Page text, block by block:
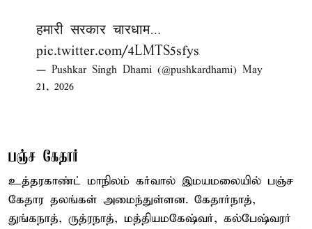
हमारी सरकार चारधाम…
pic.twitter.com/4LMTS5sfys
— Pushkar Singh Dhami (@pushkardhami) May
21, 2026
பஞ்ச கேதார்
உத்தரகாண்ட் மாநிலம் கர்வால் இமயமலையில் பஞ்ச
கேதார தலங்கள் அமைந்துள்ளன. கேதார்நாத்,
துங்கநாத், ருத்ரநாத், மத்தியமகேஷ்வர், கல்பேஷ்வரர்